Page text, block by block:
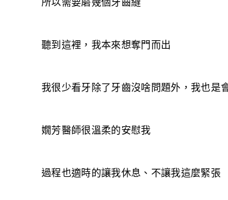
聽到這裡，我本來想奪門而出
我很少看牙除了牙齒沒啥問題外，我也是
嫺芳醫師很溫柔的安慰我
過程也適時的讓我休息、不讓我這麼緊張